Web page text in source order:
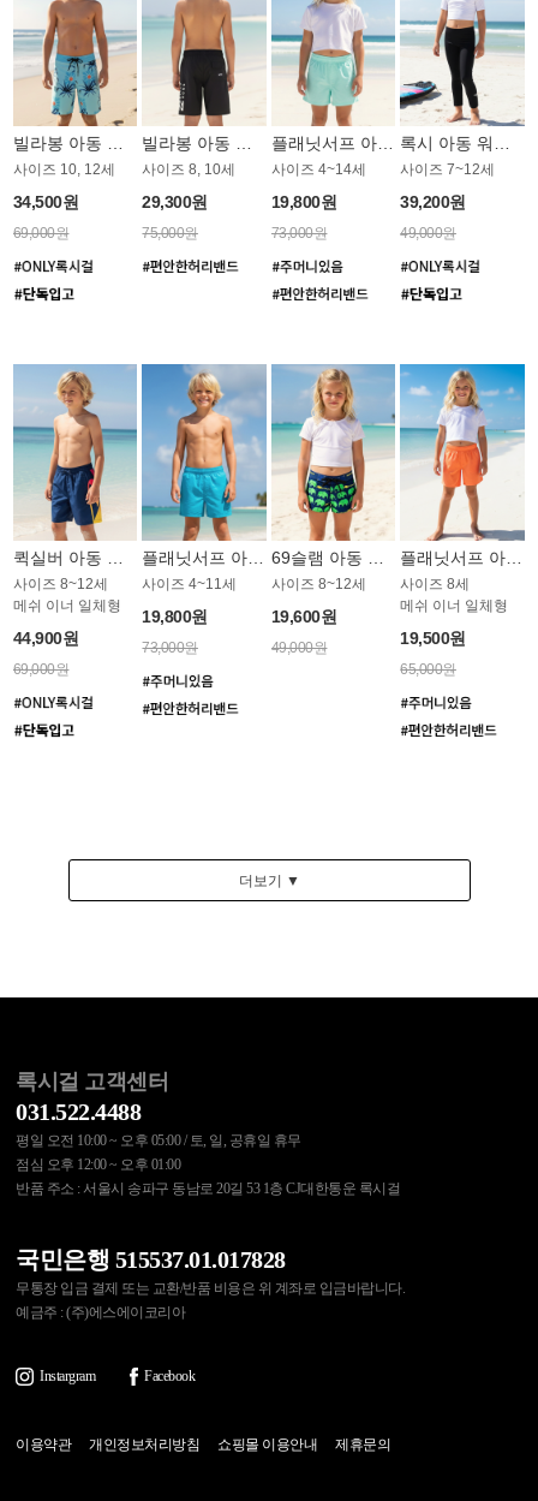
사이즈 10, 12세
34,500원
69,000원
사이즈 8, 10세
29,300원
75,000원
플래닛서프 아동 보드숏 UGB005MPS
사이즈 4~14세
19,800원
73,000원
사이즈 7~12세
39,200원
49,000원
퀵실버 아동 보드숏 BB772BQS
사이즈 8~12세
메쉬 이너 일체형
44,900원
69,000원
플래닛서프 아동 보드숏 UBB005OPS
사이즈 4~11세
19,800원
73,000원
69슬램 아동 보드숏 OBB018GSL
사이즈 8~12세
19,600원
49,000원
플래닛서프 아동 보드숏 UGB004OPS
사이즈 8세
메쉬 이너 일체형
19,500원
65,000원
더보기 ▼
록시걸 고객센터
031.522.4488
평일 오전 10:00 ~ 오후 05:00 / 토, 일, 공휴일 휴무
점심 오후 12:00 ~ 오후 01:00
반품 주소 : 서울시 송파구 동남로 20길 53 1층 CJ대한통운 록시걸
국민은행 515537.01.017828
무통장 입금 결제 또는 교환/반품 비용은 위 계좌로 입금바랍니다.
예금주 : (주)에스에이코리아
Instargram Facebook
이용약관 개인정보처리방침 쇼핑몰 이용안내 제휴문의